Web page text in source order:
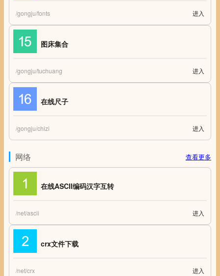
在线查字体版权
/gongju/fonts 进入
图床集合
免费在线图床集合
/gongju/tuchuang 进入
在线尺子
在线尺子
/gongju/chizi 进入
网络 查看更多
在线ASCII编码汉字互转
在线ASCII编码汉字互转
/net/ascii 进入
crx文件下载
Chrome扩展crx文件下载 Chrome Extension(.CRX) Downloader - 轻松下
/net/crx 进入